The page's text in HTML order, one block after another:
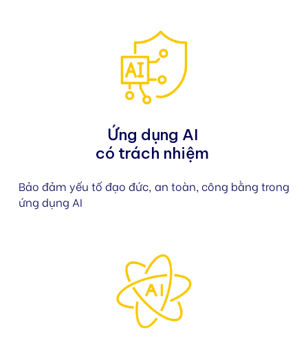
Ứng dụng AI
có trách nhiệm
Bảo đảm yếu tố đạo đức, an toàn, công bằng trong
ứng dụng AI